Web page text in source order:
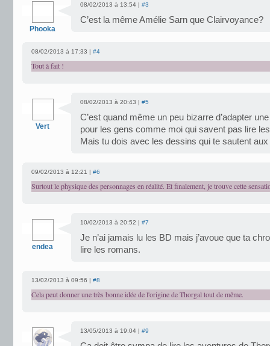
Phooka
08/02/2013 à 13:54 | #3
C’est la même Amélie Sarn que Clairvoyance?
08/02/2013 à 17:33 | #4
Tout à fait !
Vert
08/02/2013 à 20:43 | #5
C’est quand même un peu bizarre d’adapter
pour les gens comme moi qui savent pas lire
Mais tu dois avec les dessins qui te sautent
09/02/2013 à 12:21 | #6
Surtout le physique des personnages en réalité. Et finalement, je trouve cette
endea
10/02/2013 à 20:52 | #7
Je n’ai jamais lu les BD mais j’avoue que ta
lire les romans.
13/02/2013 à 09:56 | #8
Cela peut donner une très bonne idée de l'origine de Thorgal tout de même.
13/05/2013 à 19:04 | #9